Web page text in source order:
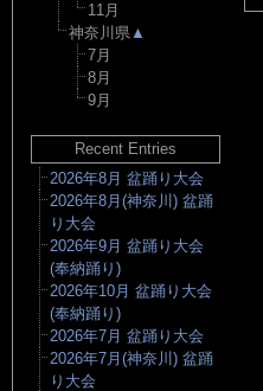
11月
神奈川県▲
7月
8月
9月
Recent Entries
2026年8月 盆踊り大会
2026年8月(神奈川) 盆踊
り大会
2026年9月 盆踊り大会
(奉納踊り)
2026年10月 盆踊り大会
(奉納踊り)
2026年7月 盆踊り大会
2026年7月(神奈川) 盆踊
り大会